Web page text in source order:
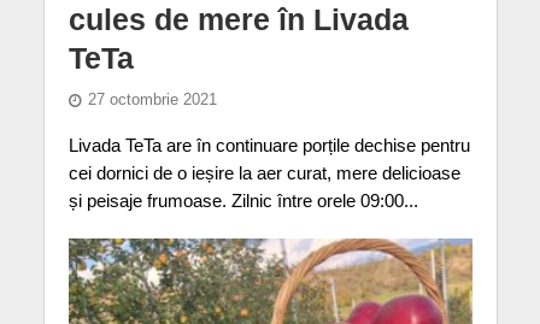
cules de mere în Livada
TeTa
27 octombrie 2021
Livada TeTa are în continuare porțile dechise pentru
cei dornici de o ieșire la aer curat, mere delicioase
și peisaje frumoase. Zilnic între orele 09:00...